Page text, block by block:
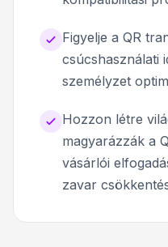
Figyelje a QR
csúcshasználati
személyzet
Hozzon létre
magyarázzák a
vásárlói
zavar